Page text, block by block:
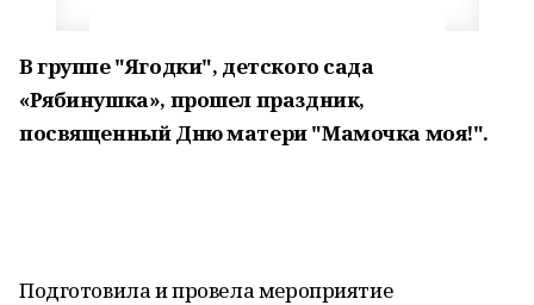
В группе "Ягодки", детского сада
«Рябинушка», прошел праздник,
посвященный Дню матери "Мамочка моя!".
Подготовила и провела мероприятие